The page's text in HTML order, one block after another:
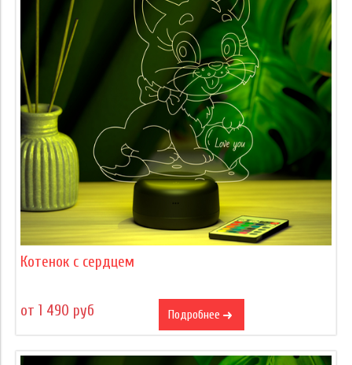
Котенок с сердцем
от 1 490 руб Подробнее